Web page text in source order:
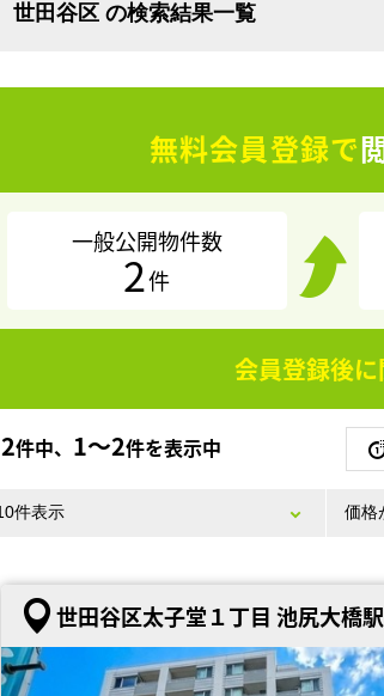
世田谷区 の検索結果一覧
無料会員登録で
一般公開物件数
2件
会員登録後
2件中、 1〜2件を表示中
世田谷区太子堂１丁目 池尻大橋